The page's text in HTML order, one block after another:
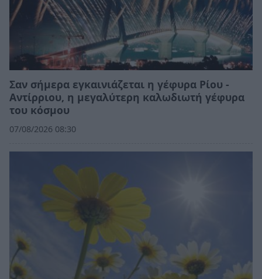
Σαν σήμερα εγκαινιάζεται η γέφυρα Ρίου -
Αντίρριου, η μεγαλύτερη καλωδιωτή γέφυρα
του κόσμου
07/08/2026 08:30